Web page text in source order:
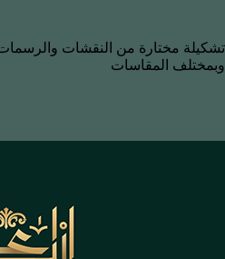
تشكيلة مختارة من النقشات والرسمات
وبمختلف المقاسات